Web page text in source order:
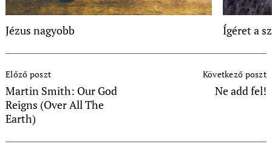
Jézus nagyobb Ígéret a
Navigation
Előző poszt
Martin Smith: Our God
Reigns (Over All The
Earth)
Következő poszt
Ne add fel!